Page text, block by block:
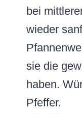
bei
wieder
sie die
haben.
Pfeffer.